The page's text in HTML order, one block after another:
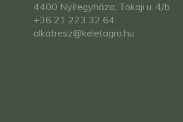
4400 Nyíregyháza, Tokaji u. 4/b
+36 21 223 32 64
alkatresz@keletagro.hu